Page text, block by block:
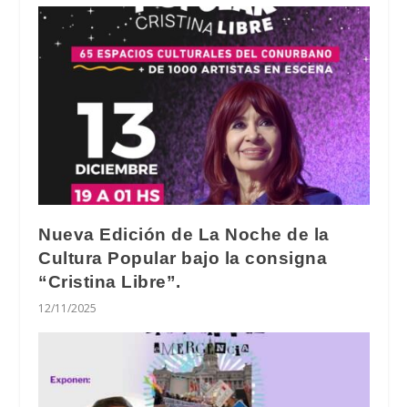
Nueva Edición de La Noche de la
Cultura Popular bajo la consigna
“Cristina Libre”.
12/11/2025